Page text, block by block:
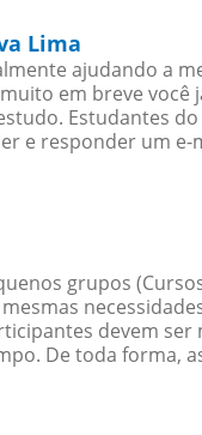
Lima
ajudando a
em breve
Estudantes
e responder um
grupos
devem
De toda forma,